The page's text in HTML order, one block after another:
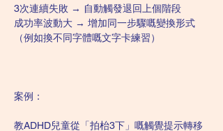
3次連續失敗 → 自動觸發退回上個階段
成功率波動大 → 增加同一步驟嘅變換形式
（例如換不同字體嘅文字卡練習）
案例：
教ADHD兒童從「拍枱3下」嘅觸覺提示轉移